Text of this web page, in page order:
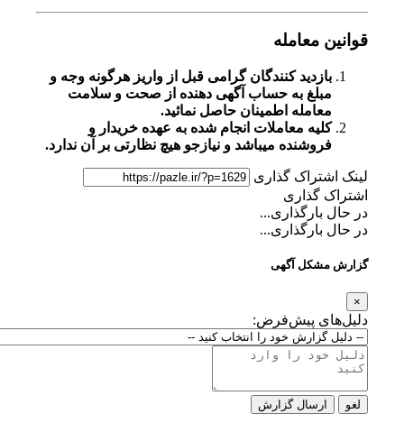
قوانین معامله
بازدید کنندگان گرامی قبل از واریز هرگونه وجه و
مبلغ به حساب آگهی دهنده از صحت و سلامت
معامله اطمینان حاصل نمائید.
کلیه معاملات انجام شده به عهده خریدار و
فروشنده میباشد و نیازجو هیچ نظارتی بر آن ندارد.
لینک اشتراک گذاری
اشتراک گذاری
در حال بارگذاری...
در حال بارگذاری...
گزارش مشکل آگهی
دلیل‌های پیش‌فرض:
ارسال گزارش